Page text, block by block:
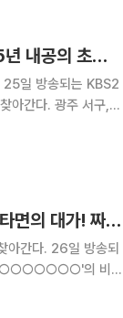
'2TV 생생정보' 오늘방송맛집- '흑백요리사' 나온 그곳! 35년 내공의 초밥 맛집 '가○○○'
주 서구,
'2TV 생생정보' 오늘방송맛집- 대가의 일급정보, 45년 수타면의 대가! 짜장면 맛집 '박○○'
방송되
'박○○○○○○○'의 비